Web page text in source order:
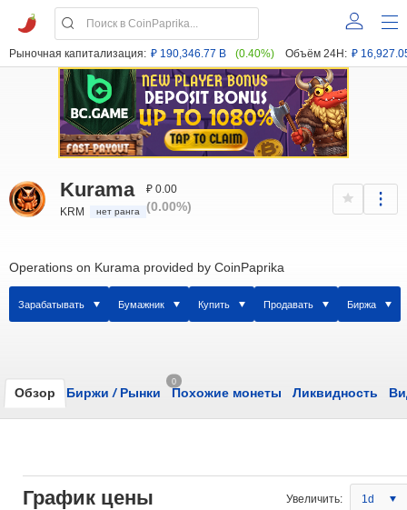
Рыночная капитализация: ₽ 190,346.77 B (0.40%) Объём 24H: ₽
Kurama
KRM нет ранга
₽ 0.00
(0.00%)
Operations on Kurama provided by CoinPaprika
Зарабатывать Бумажник Купить Продавать Биржа
Обзор Биржи /Рынки
0
Похожие монеты Ликвидность
График цены Увеличить: 1d